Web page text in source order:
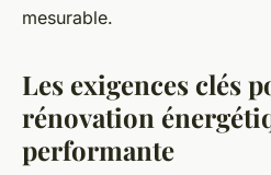
mesurable.
Les exigences clés
rénovation
performante